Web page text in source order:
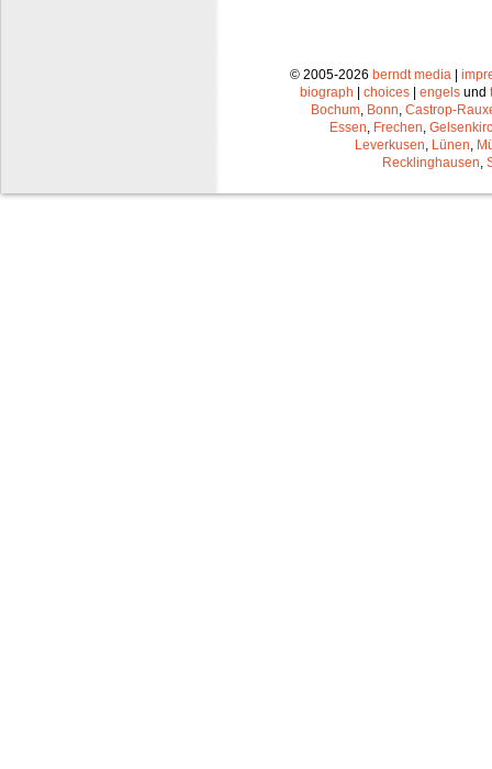
© 2005-2026 berndt media |
biograph | choices | engels und
Bochum Bonn Castrop-
Essen Frechen
Leverkusen Lünen
Recklinghausen